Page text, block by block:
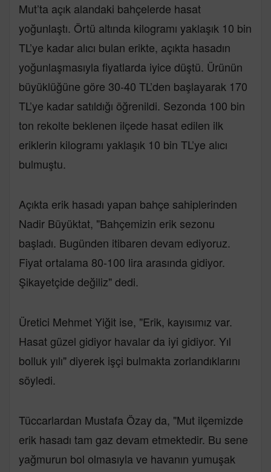
Mut’ta açık alandaki bahçelerde hasat
yoğunlaştı. Örtü altında kilogramı yaklaşık 10 bin
TL’ye kadar alıcı bulan erikte, açıkta hasadın
yoğunlaşmasıyla fiyatlarda iyice düştü. Ürünün
büyüklüğüne göre 30-40 TL’den başlayarak 170
TL’ye kadar satıldığı öğrenildi. Sezonda 100 bin
ton rekolte beklenen ilçede hasat edilen ilk
eriklerin kilogramı yaklaşık 10 bin TL’ye alıcı
bulmuştu.
Açıkta erik hasadı yapan bahçe sahiplerinden
Nadir Büyüktat, "Bahçemizin erik sezonu
başladı. Bugünden itibaren devam ediyoruz.
Fiyat ortalama 80-100 lira arasında gidiyor.
Şikayetçide değiliz" dedi.
Üretici Mehmet Yiğit ise, "Erik, kayısımız var.
Hasat güzel gidiyor havalar da iyi gidiyor. Yıl
bolluk yılı" diyerek işçi bulmakta zorlandıklarını
söyledi.
Tüccarlardan Mustafa Özay da, "Mut ilçemizde
erik hasadı tam gaz devam etmektedir. Bu sene
yağmurun bol olmasıyla ve havanın yumuşak